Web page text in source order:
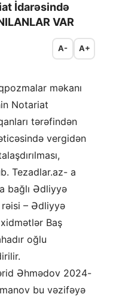
İdarəsində
VAR
A- A+
məkanı
Notariat
tərəfindən
vergidən
Tezadlar.az- a
bağlı Ədliyyə
– Ədliyyə
Baş
oğlu
Əhmədov 2024-
bu vəzifəyə